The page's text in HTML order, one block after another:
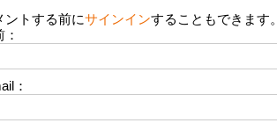
ントする前にサインインすることもできます。
：